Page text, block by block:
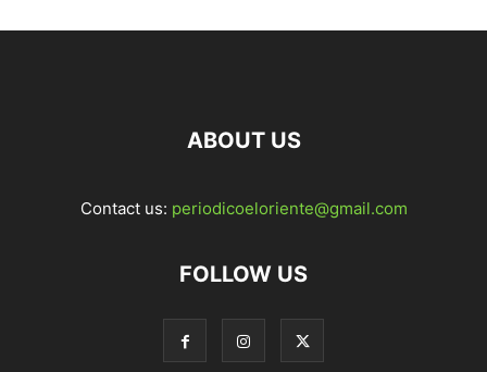
ABOUT US
Contact us: periodicoeloriente@gmail.com
FOLLOW US